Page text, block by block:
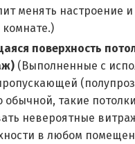
менять настроение
)
поверхность
(Выполненные с
обычной, такие
невероятные
в любом